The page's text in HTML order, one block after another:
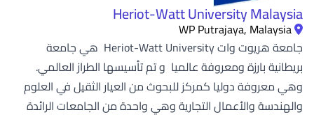
Heriot-Watt University Malaysia
WP Putrajaya, Malaysia
جامعة هريوت وات Heriot-Watt University هي جامعة
بريطانية بارزة ومعروفة عالميا و تم تأسيسها الطراز العالمي.
وهي معروفة دوليا كمركز للبحوث من العيار الثقيل في العلوم
والهندسة والأعمال التجارية وهي واحدة من الجامعات الرائدة